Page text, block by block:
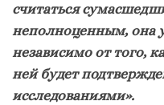
считаться
неполноценным, она
независимо от того,
ней будет
исследованиями».